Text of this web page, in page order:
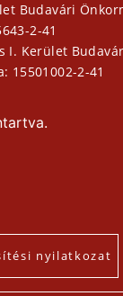
Budavári
2-41
I. Kerület
15501002-2-41
nyilatkozat